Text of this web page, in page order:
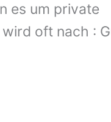
es um private
oft nach :